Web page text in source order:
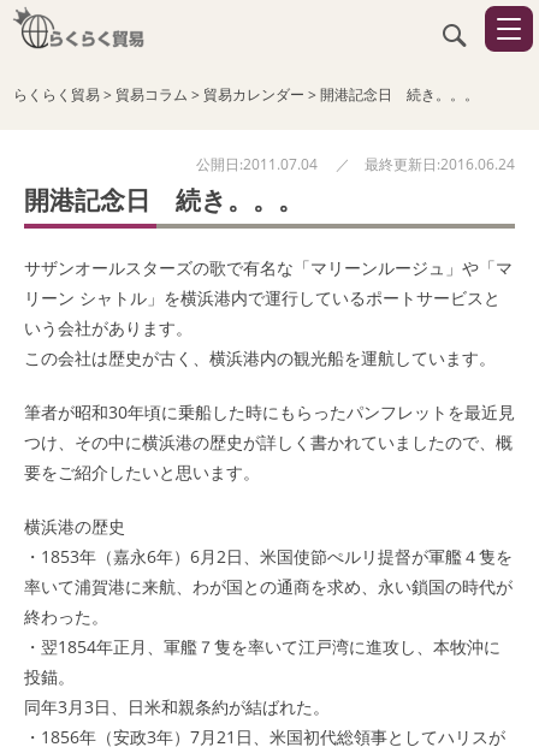
らくらく貿易> 貿易コラム > 貿易カレンダー >開港記念日 続き。。。
公開日:2011.07.04 ／ 最終更新日:2016.06.24
開港記念日 続き。。。
サザンオールスターズの歌で有名な「マリーンルージュ」や「マ
リーン シャトル」を横浜港内で運行しているポートサービスと
いう会社があります。
この会社は歴史が古く、横浜港内の観光船を運航しています。
筆者が昭和30年頃に乗船した時にもらったパンフレットを最近見
つけ、その中に横浜港の歴史が詳しく書かれていましたので、概
要をご紹介したいと思います。
横浜港の歴史
・1853年（嘉永6年）6月2日、米国使節ぺルリ提督が軍艦４隻を
率いて浦賀港に来航、わが国との通商を求め、永い鎖国の時代が
終わった。
・翌1854年正月、軍艦７隻を率いて江戸湾に進攻し、本牧沖に
投錨。
同年3月3日、日米和親条約が結ばれた。
・1856年（安政3年）7月21日、米国初代総領事としてハリスが